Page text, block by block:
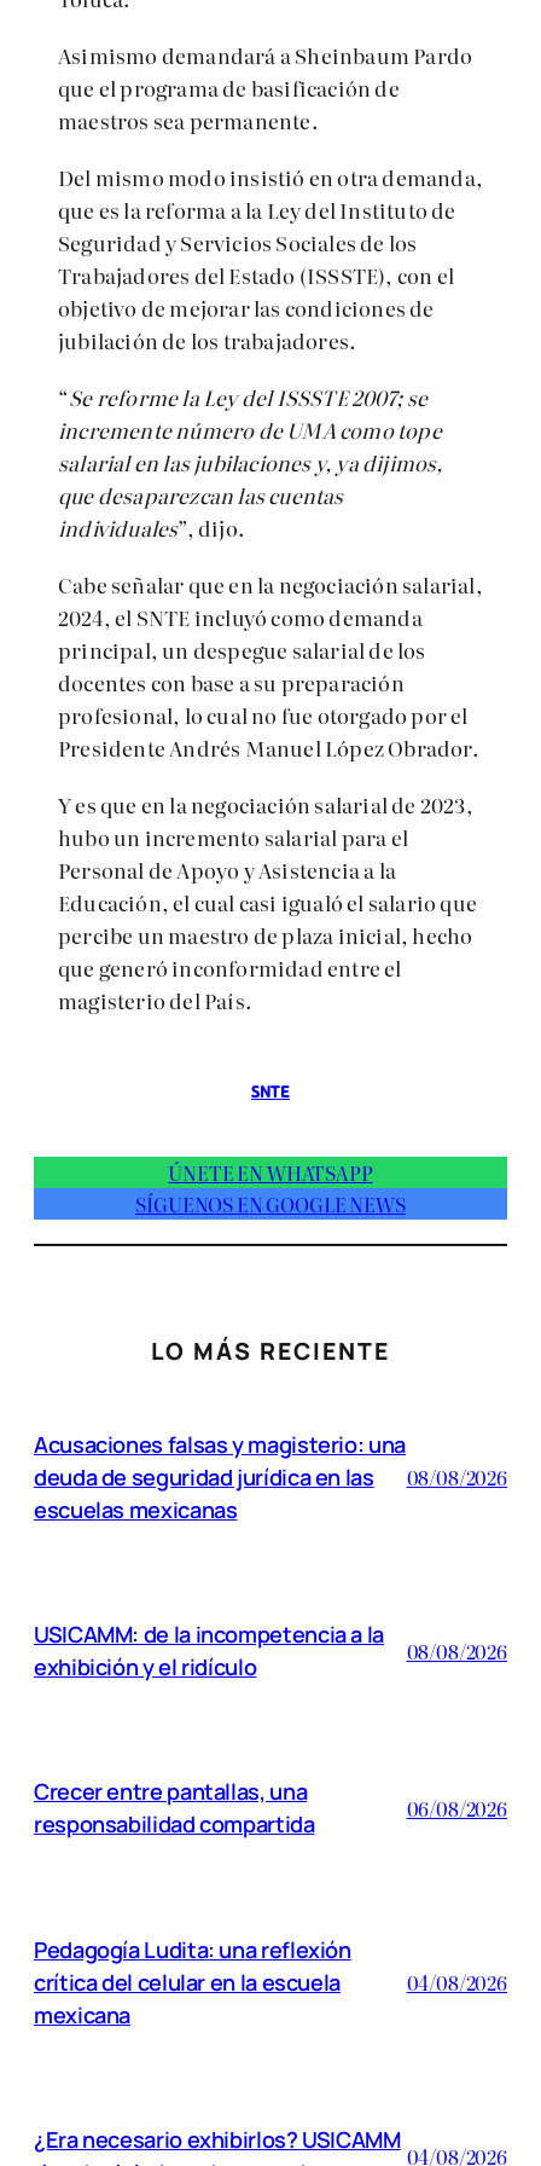
Asimismo demandará a Sheinbaum Pardo
que el programa de basificación de
maestros sea permanente.
Del mismo modo insistió en otra demanda,
que es la reforma a la Ley del Instituto de
Seguridad y Servicios Sociales de los
Trabajadores del Estado (ISSSTE), con el
objetivo de mejorar las condiciones de
jubilación de los trabajadores.
“Se reforme la Ley del ISSSTE 2007; se
incremente número de UMA como tope
salarial en las jubilaciones y, ya dijimos,
que desaparezcan las cuentas
individuales”, dijo.
Cabe señalar que en la negociación salarial,
2024, el SNTE incluyó como demanda
principal, un despegue salarial de los
docentes con base a su preparación
profesional, lo cual no fue otorgado por el
Presidente Andrés Manuel López Obrador.
Y es que en la negociación salarial de 2023,
hubo un incremento salarial para el
Personal de Apoyo y Asistencia a la
Educación, el cual casi igualó el salario que
percibe un maestro de plaza inicial, hecho
que generó inconformidad entre el
magisterio del País.
SNTE
ÚNETE EN WHATSAPP
SÍGUENOS EN GOOGLE NEWS
LO MÁS RECIENTE
Acusaciones falsas y magisterio: una
deuda de seguridad jurídica en las
escuelas mexicanas
08/08/2026
USICAMM: de la incompetencia a la
exhibición y el ridículo
08/08/2026
Crecer entre pantallas, una
responsabilidad compartida
06/08/2026
Pedagogía Ludita: una reflexión
crítica del celular en la escuela
mexicana
04/08/2026
¿Era necesario exhibirlos? USICAMM
04/08/2026